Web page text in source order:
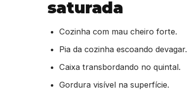
saturada
Cozinha com mau cheiro forte.
Pia da cozinha escoando devagar.
Caixa transbordando no quintal.
Gordura visível na superfície.